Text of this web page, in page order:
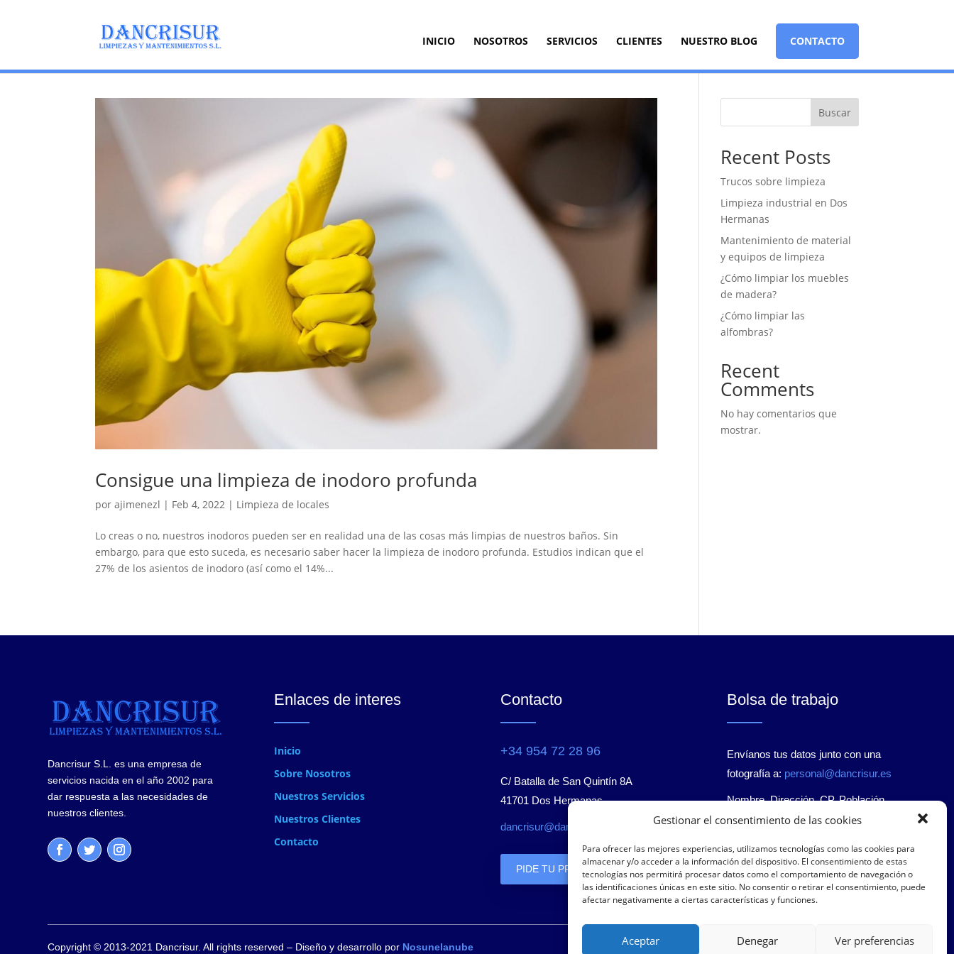
Gestionar el consentimiento de las cookies
Para ofrecer las mejores experiencias, utilizamos tecnologías como las cookies para
almacenar y/o acceder a la información del dispositivo. El consentimiento de estas
tecnologías nos permitirá procesar datos como el comportamiento de navegación o
las identificaciones únicas en este sitio. No consentir o retirar el consentimiento, puede
afectar negativamente a ciertas características y funciones.
Aceptar Denegar Ver preferencias
INICIO NOSOTROS SERVICIOS CLIENTES NUESTRO BLOG CONTACTO
Consigue una limpieza de inodoro profunda
porajimenezl | Feb 4, 2022 | Limpieza de locales
Lo creas o no, nuestros inodoros pueden ser en realidad una de las cosas más limpias de nuestros baños. Sin
embargo, para que esto suceda, es necesario saber hacer la limpieza de inodoro profunda. Estudios indican que el
27% de los asientos de inodoro (así como el 14%...
Buscar
Recent Posts
Trucos sobre limpieza
Limpieza industrial en Dos
Hermanas
Mantenimiento de material
y equipos de limpieza
¿Cómo limpiar los muebles
de madera?
¿Cómo limpiar las
alfombras?
Recent
Comments
No hay comentarios que
mostrar.
Dancrisur S.L. es una empresa de
servicios nacida en el año 2002 para
dar respuesta a las necesidades de
nuestros clientes.
Enlaces de interes
Inicio
Sobre Nosotros
Nuestros Servicios
Nuestros Clientes
Contacto
Contacto
+34 954 72 28 96
C/ Batalla de San Quintín 8A
41701 Dos Hermanas.
dancrisur@dancrisur.es
PIDE TU PRESUPUESTO
Bolsa de trabajo
Envíanos tus datos junto con una
fotografía a: personal@dancrisur.es
Nombre, Dirección, CP, Población,
Provincia, E-mail, Tfno.
Copyright © 2013-2021 Dancrisur. All rights reserved – Diseño y desarrollo por Nosunelanube